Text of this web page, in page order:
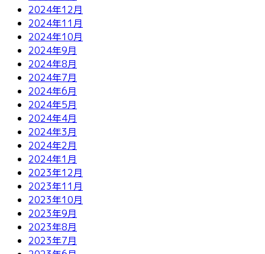
2024年12月
2024年11月
2024年10月
2024年9月
2024年8月
2024年7月
2024年6月
2024年5月
2024年4月
2024年3月
2024年2月
2024年1月
2023年12月
2023年11月
2023年10月
2023年9月
2023年8月
2023年7月